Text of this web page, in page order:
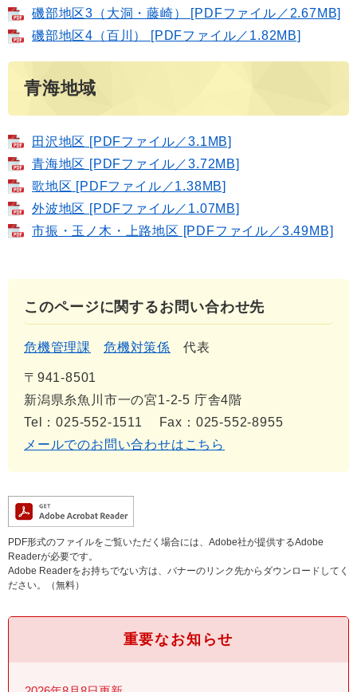
磯部地区3（大洞・藤崎） [PDFファイル／2.67MB]
磯部地区4（百川） [PDFファイル／1.82MB]
青海地域
田沢地区 [PDFファイル／3.1MB]
青海地区 [PDFファイル／3.72MB]
歌地区 [PDFファイル／1.38MB]
外波地区 [PDFファイル／1.07MB]
市振・玉ノ木・上路地区 [PDFファイル／3.49MB]
このページに関するお問い合わせ先
危機管理課 危機対策係 代表
〒941-8501
新潟県糸魚川市一の宮1-2-5 庁舎4階
Tel：025-552-1511
Fax：025-552-8955
メールでのお問い合わせはこちら
PDF形式のファイルをご覧いただく場合には、Adobe社が提供するAdobe
Readerが必要です。
Adobe Readerをお持ちでない方は、バナーのリンク先からダウンロードしてく
ださい。（無料）
重要なお知らせ